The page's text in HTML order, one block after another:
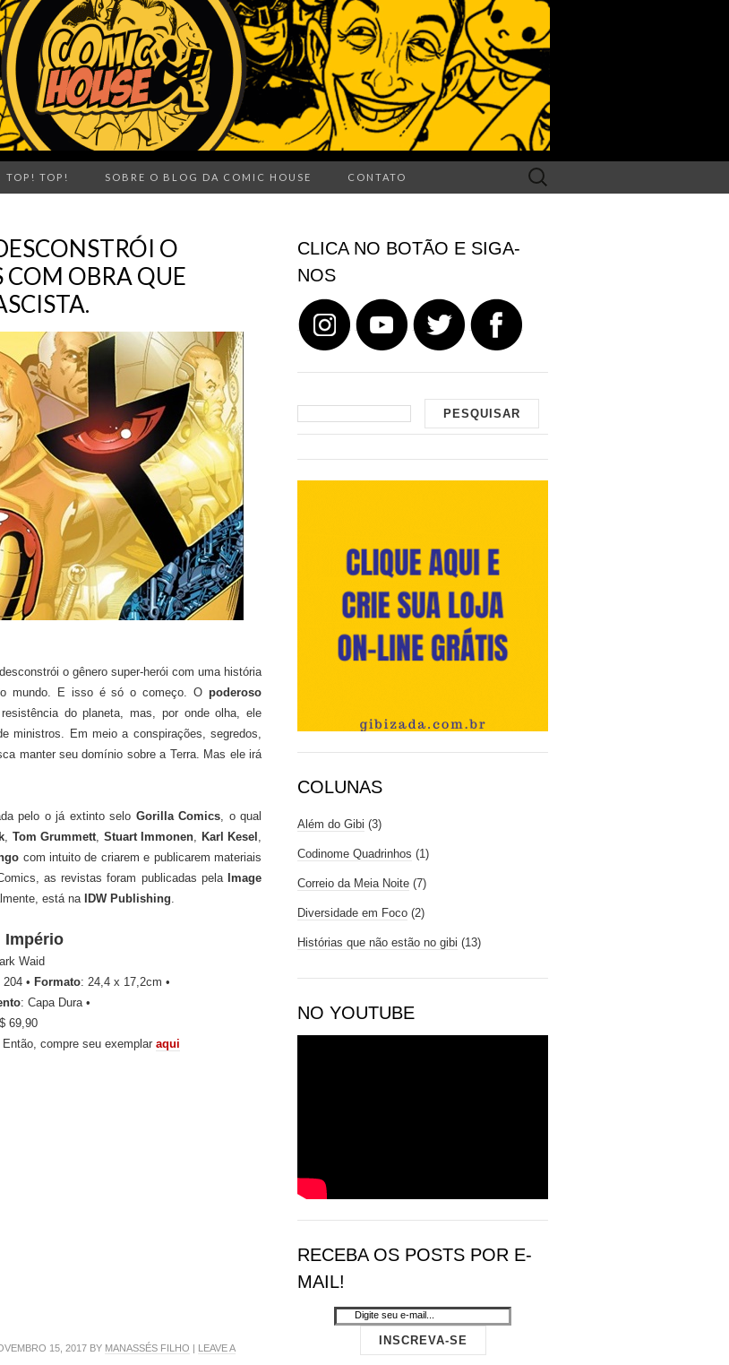
TOP! TOP! SOBRE O BLOG DA COMIC HOUSE CONTATO
Search
for:
O
COM OBRA QUE
o gênero super-herói com uma história
mundo. E isso é só o começo. O poderoso
do planeta, mas, por onde olha, ele
ministros. Em meio a conspirações, segredos,
manter seu domínio sobre a Terra. Mas ele irá
pelo o já extinto selo Gorilla Comics, o qual
, Tom Grummett, Stuart Immonen, Karl Kesel ,
com intuito de criarem e publicarem materiais
as revistas foram publicadas pela Image
está na IDW Publishing.
Império
Waid
204 • Formato: 24,4 x 17,2cm •
: Capa Dura •
69,90
Então, compre seu exemplar aqui
15, 2017 BY MANASSÉS FILHO | LEAVE A
CLICA NO BOTÃO E SIGA-
NOS
COLUNAS
Além do Gibi (3)
Codinome Quadrinhos (1)
Correio da Meia Noite (7)
Diversidade em Foco (2)
Histórias que não estão no gibi (13)
NO YOUTUBE
RECEBA OS POSTS POR E-
MAIL!